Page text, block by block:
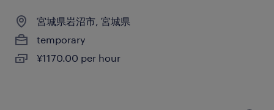
宮城県岩沼市, 宮城県
temporary
¥1170.00 per hour